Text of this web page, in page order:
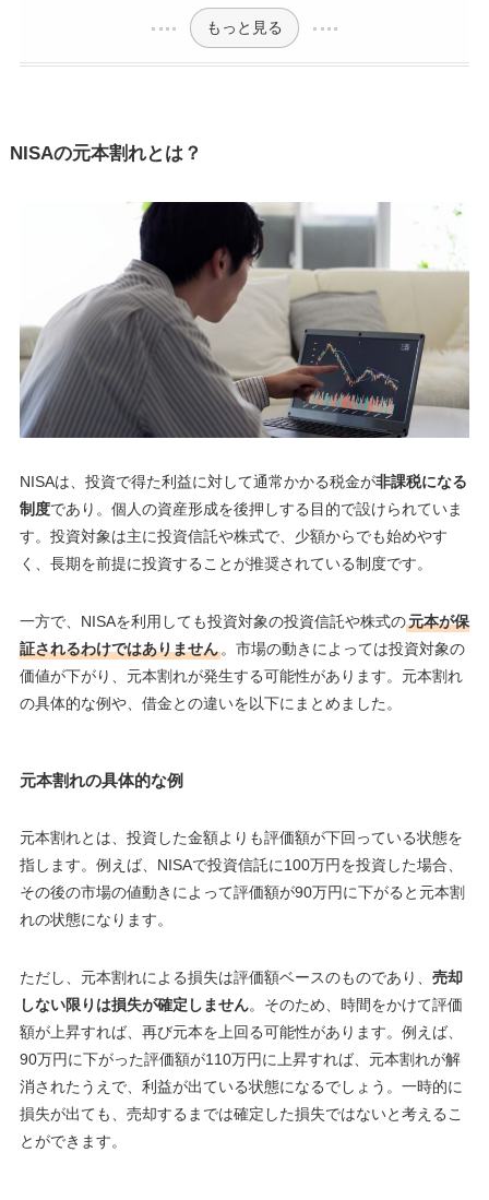
もっと見る
NISAの元本割れとは？
NISAは、投資で得た利益に対して通常かかる税金が非課税になる
制度であり。個人の資産形成を後押しする目的で設けられていま
す。投資対象は主に投資信託や株式で、少額からでも始めやす
く、長期を前提に投資することが推奨されている制度です。
一方で、NISAを利用しても投資対象の投資信託や株式の元本が保
証されるわけではありません。市場の動きによっては投資対象の
価値が下がり、元本割れが発生する可能性があります。元本割れ
の具体的な例や、借金との違いを以下にまとめました。
元本割れの具体的な例
元本割れとは、投資した金額よりも評価額が下回っている状態を
指します。例えば、NISAで投資信託に100万円を投資した場合、
その後の市場の値動きによって評価額が90万円に下がると元本割
れの状態になります。
ただし、元本割れによる損失は評価額ベースのものであり、 売却
しない限りは損失が確定しません。そのため、時間をかけて評価
額が上昇すれば、再び元本を上回る可能性があります。例えば、
90万円に下がった評価額が110万円に上昇すれば、元本割れが解
消されたうえで、利益が出ている状態になるでしょう。一時的に
損失が出ても、売却するまでは確定した損失ではないと考えるこ
とができます。